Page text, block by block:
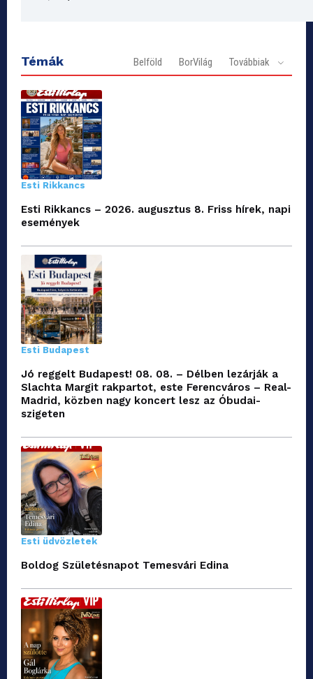
Témák Belföld BorVilág Továbbiak
Esti Rikkancs
Esti Rikkancs – 2026. augusztus 8. Friss hírek, napi
események
Esti Budapest
Jó reggelt Budapest! 08. 08. – Délben lezárják a
Slachta Margit rakpartot, este Ferencváros – Real-
Madrid, közben nagy koncert lesz az Óbudai-
szigeten
Esti üdvözletek
Boldog Születésnapot Temesvári Edina